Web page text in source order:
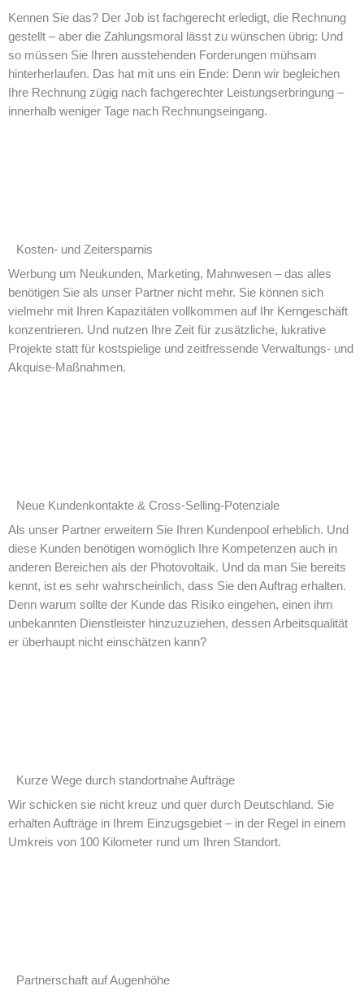
Kennen Sie das? Der Job ist fachgerecht erledigt, die Rechnung
gestellt – aber die Zahlungsmoral lässt zu wünschen übrig: Und
so müssen Sie Ihren ausstehenden Forderungen mühsam
hinterherlaufen. Das hat mit uns ein Ende: Denn wir begleichen
Ihre Rechnung zügig nach fachgerechter Leistungserbringung –
innerhalb weniger Tage nach Rechnungseingang.
Kosten- und Zeitersparnis
Werbung um Neukunden, Marketing, Mahnwesen – das alles
benötigen Sie als unser Partner nicht mehr. Sie können sich
vielmehr mit Ihren Kapazitäten vollkommen auf Ihr Kerngeschäft
konzentrieren. Und nutzen Ihre Zeit für zusätzliche, lukrative
Projekte statt für kostspielige und zeitfressende Verwaltungs- und
Akquise-Maßnahmen.
Neue Kundenkontakte & Cross-Selling-Potenziale​
Als unser Partner erweitern Sie Ihren Kundenpool erheblich. Und
diese Kunden benötigen womöglich Ihre Kompetenzen auch in
anderen Bereichen als der Photovoltaik. Und da man Sie bereits
kennt, ist es sehr wahrscheinlich, dass Sie den Auftrag erhalten.
Denn warum sollte der Kunde das Risiko eingehen, einen ihm
unbekannten Dienstleister hinzuzuziehen, dessen Arbeitsqualität
er überhaupt nicht einschätzen kann?
Kurze Wege durch standortnahe Aufträge​​
Wir schicken sie nicht kreuz und quer durch Deutschland. Sie
erhalten Aufträge in Ihrem Einzugsgebiet – in der Regel in einem
Umkreis von 100 Kilometer rund um Ihren Standort.
Partnerschaft auf Augenhöhe